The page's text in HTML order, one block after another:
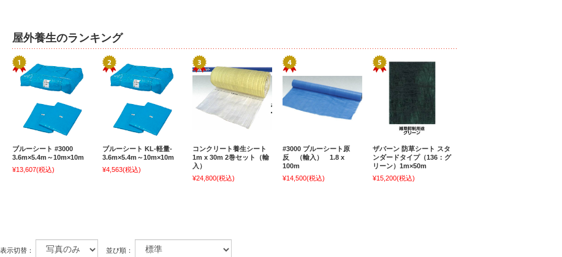
屋外養生のランキング
ブルーシート #3000
3.6m×5.4m～10m×10m
¥13,607(税込)
ブルーシート KL-軽量-
3.6m×5.4m～10m×10m
¥4,563(税込)
コンクリート養生シート
1m x 30m 2巻セット（輸
入）
¥24,800(税込)
#3000 ブルーシート原
反 （輸入） 1.8 x
100m
¥14,500(税込)
ザバーン 防草シート スタ
ンダードタイプ（136：グ
リーン）1m×50m
¥15,200(税込)
表示切替： 並び順：